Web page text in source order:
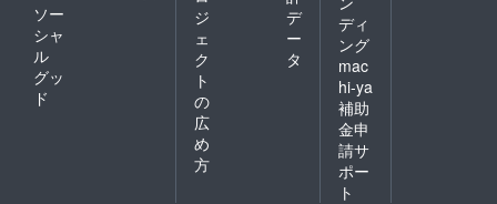
ソー
シャ
ル
グッ
ド
ジ
ェ
ク
ト
の
広
め
方
デ
ー
タ
ディ
ング
mac
hi-ya
補助
金申
請サ
ポー
ト